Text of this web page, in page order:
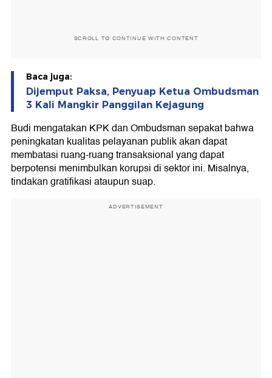
SCROLL TO CONTINUE WITH CONTENT
Baca juga:
Dijemput Paksa, Penyuap Ketua Ombudsman
3 Kali Mangkir Panggilan Kejagung
Budi mengatakan KPK dan Ombudsman sepakat bahwa
peningkatan kualitas pelayanan publik akan dapat
membatasi ruang-ruang transaksional yang dapat
berpotensi menimbulkan korupsi di sektor ini. Misalnya,
tindakan gratifikasi ataupun suap.
ADVERTISEMENT